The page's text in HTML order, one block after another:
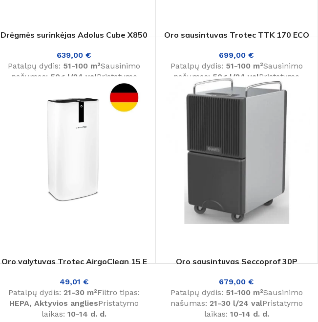
Kaip išsirinkti tinkamą oro sausintuvą?
Daugiau
Drėgmės surinkėjas Adolus Cube X850
639,00€
Patalpų dydis: 51-100 m²Sausinimo
našumas: 50< l/24 valPristatymo
Oro sausintuvas Trotec TTK 170 ECO
699,00€
Patalpų dydis: 51-100 m²Sausinimo
našumas: 50< l/24 valPristatymo
laikas:1-3 d. d.
Oro valytuvas Trotec AirgoClean 15 E
49,01 €
Patalpų dydis:21-30 m²Filtro tipas:
HEPA, Aktyvios angliesPristatymo
laikas:10-14 d. d.
Oro sausintuvas Seccoprof 30P
679,00€
Patalpų dydis: 51-100 m²Sausinimo
našumas: 21-30 l/24 valPristatymo
laikas: 10-14 d. d.